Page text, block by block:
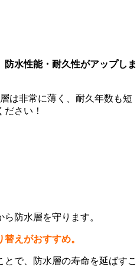
防水性能・耐久性がアップしま
は非常に薄く、耐久年数も短
さい！
防水層を守ります。
えがおすすめ。
とで、防水層の寿命を延ばすこ